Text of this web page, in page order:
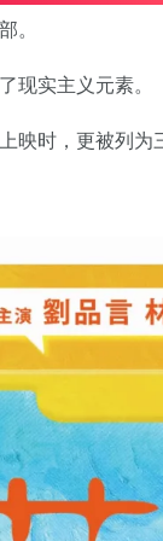
。
现实主义元素。
映时，更被列为